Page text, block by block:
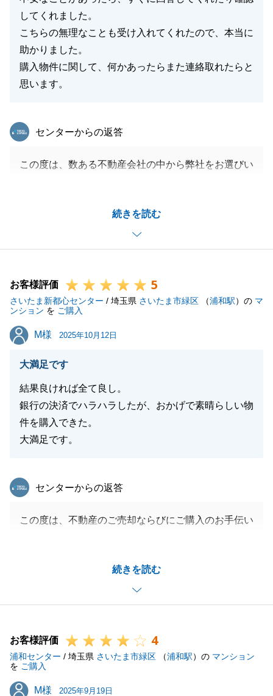
してくれました。
こちらの無理なことも受け入れてくれたので、本当に
助かりました。
購入物件に関して、何かあったらまた連絡取れたらと
思います。
続きを読む
東急リバブル
センターからの返答
この度は、数ある不動産会社の中から弊社をお選びい
き、ご不安やご不明点も多かったかと存じますが、F
様にとってご満足頂けるお取引でありました幸いで
す。
今後も、購入された物件のことでお困りごとやご相談
等がございましたら、いつでもお気軽にご連絡くださ
い。
引き続き末永いお付き合いをさせていただけましたら
閉じる
お客様評価 5
さいたま新都心センター / 埼玉県 さいたま市緑区 （浦和駅）の マ
ンション を ご購入
M様
M様 2025年10月12日
大満足です
結果良ければ全て良し。
銀行の決済でハラハラしたが、おかげで素晴らしい物
件を購入できた。
大満足です。
続きを読む
東急リバブル
センターからの返答
この度は、不動産のご売却ならびにご購入のお手伝い
きに時間がかかってしましましたが、M様のご協力も
あり、ご売却からご購入まで非常にスムーズにお取引
を進めることができました。
したら、お気軽にご連絡ください。
今後とも、どうぞよろしくお願い申し上げます。
お客様評価 4
浦和センター / 埼玉県 さいたま市緑区 （浦和駅）の マンション
を ご購入
M様
M様 2025年9月19日